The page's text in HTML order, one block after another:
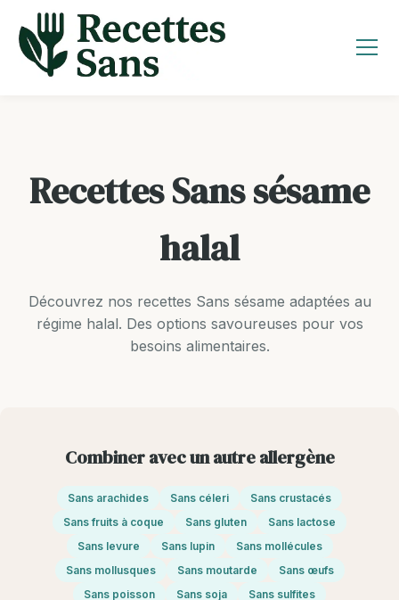
contenu
Recettes Sans sésame
halal
Découvrez nos recettes Sans sésame adaptées au
régime halal. Des options savoureuses pour vos
besoins alimentaires.
Combiner avec un autre allergène
Sans arachides Sans céleri
Sans crustacés
Sans fruits à coque
Sans gluten
Sans lactose
Sans levure
Sans lupin
Sans mollécules
Sans mollusques
Sans moutarde
Sans œufs
Sans poisson
Sans soja Sans sulfites